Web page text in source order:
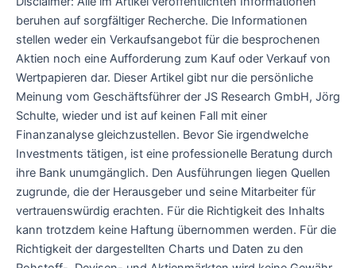
beruhen auf sorgfältiger Recherche. Die Informationen
stellen weder ein Verkaufsangebot für die besprochenen
Aktien noch eine Aufforderung zum Kauf oder Verkauf von
Wertpapieren dar. Dieser Artikel gibt nur die persönliche
Meinung vom Geschäftsführer der JS Research GmbH, Jörg
Schulte, wieder und ist auf keinen Fall mit einer
Finanzanalyse gleichzustellen. Bevor Sie irgendwelche
Investments tätigen, ist eine professionelle Beratung durch
ihre Bank unumgänglich. Den Ausführungen liegen Quellen
zugrunde, die der Herausgeber und seine Mitarbeiter für
vertrauenswürdig erachten. Für die Richtigkeit des Inhalts
kann trotzdem keine Haftung übernommen werden. Für die
Richtigkeit der dargestellten Charts und Daten zu den